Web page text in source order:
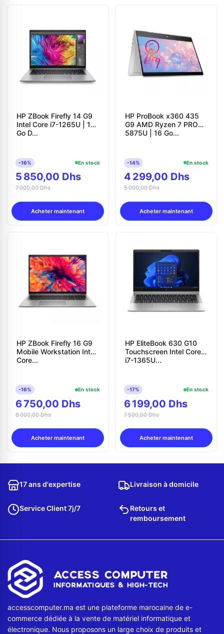
HP ZBook Firefly 14 G9
Intel Core i7-1265U | 16
Go D...
-16% En stock
5 850,00 Dhs
7 000,00 Dhs
Acheter maintenant
HP ProBook x360 435
G9 AMD Ryzen 7 PRO
5875U | 16 Go...
-14% En stock
4 299,00 Dhs
5 000,00 Dhs
Acheter maintenant
HP ZBook Firefly 16 G9
Mobile Workstation Intel
Core...
-16% En stock
6 750,00 Dhs
8 000,00 Dhs
Acheter maintenant
HP EliteBook 630 G10
Touchscreen Intel Core
i7-1365U...
-17% En stock
6 199,00 Dhs
7 500,00 Dhs
Acheter maintenant
17 ans d'expertise Livraison à domicile
Service Client 7j/7
Retours et
remboursement
accesscomputer.ma est une plateforme marocaine de e-
commerce dédiée à la vente de matériel informatique et
électronique. Nous proposons un large choix de produits et